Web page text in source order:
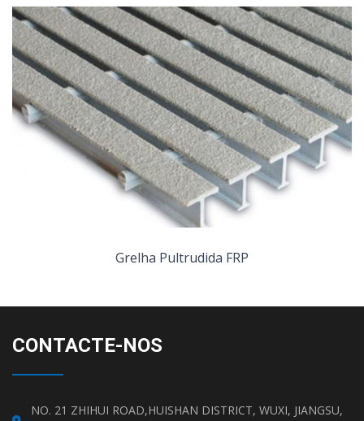
Grelha Pultrudida FRP
CONTACTE-NOS
NO. 21 ZHIHUI ROAD,HUISHAN DISTRICT, WUXI, JIANGSU,